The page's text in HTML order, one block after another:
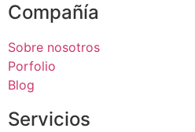
Compañía
Sobre nosotros
Porfolio
Blog
Servicios